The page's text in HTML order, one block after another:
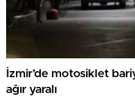
İzmir’de motosiklet
ağır yaralı